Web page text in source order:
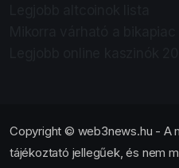
Copyright © web3news.hu - A
tájékoztató jellegűek, és nem